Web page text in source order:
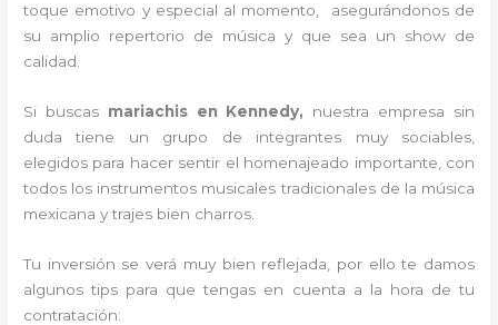
toque emotivo y especial al momento, asegurándonos de
su amplio repertorio de música y que sea un show de
calidad.
Si buscas mariachis en Kennedy, nuestra empresa
sin
duda tiene un grupo de integrantes muy sociables,
elegidos para hacer sentir el homenajeado importante, con
todos los instrumentos musicales tradicionales de la música
mexicana y trajes bien charros.
Tu inversión se verá muy bien reflejada, por ello te damos
algunos tips para que tengas en cuenta a la hora de tu
contratación: